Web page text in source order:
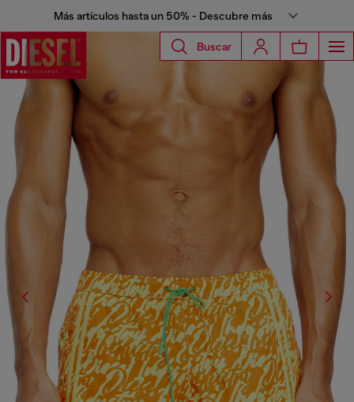
Más artículos hasta un 50% - Descubre más
Buscar